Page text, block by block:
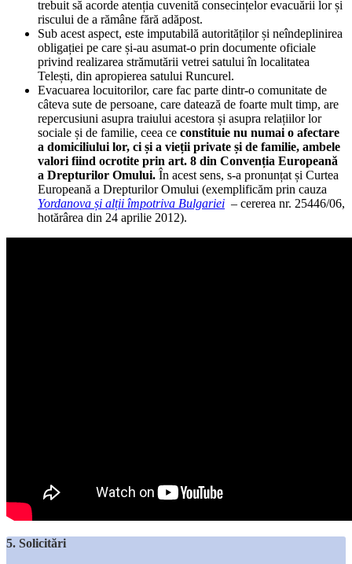
trebuit să acorde atenția cuvenită consecințelor evacuării lor și
riscului de a rămâne fără adăpost.
Sub acest aspect, este imputabilă autorităților și neîndeplinirea
obligației pe care și-au asumat-o prin documente oficiale
privind realizarea strămutării vetrei satului în localitatea
Telești, din apropierea satului Runcurel.
Evacuarea locuitorilor, care fac parte dintr-o comunitate de
câteva sute de persoane, care datează de foarte mult timp, are
repercusiuni asupra traiului acestora și asupra relațiilor lor
sociale și de familie, ceea ce constituie nu numai o afectare
a domiciliului lor, ci și a vieții private și de familie, ambele
valori fiind ocrotite prin art. 8 din Convenția Europeană
a Drepturilor Omului. În acest sens, s-a pronunțat și Curtea
Europeană a Drepturilor Omului (exemplificăm prin cauza
Yordanova și alții împotriva Bulgariei – cererea nr. 25446/06,
hotărârea din 24 aprilie 2012).
5. Solicitări